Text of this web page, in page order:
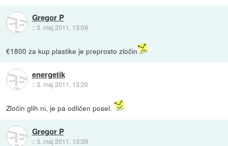
Gregor P
::3. maj 2011, 13:09
€1800 za kup plastike je preprosto zločin
energetik
::3. maj 2011, 13:20
Zločin glih ni, je pa odličen posel.
Gregor P
::3. maj 2011, 13:39